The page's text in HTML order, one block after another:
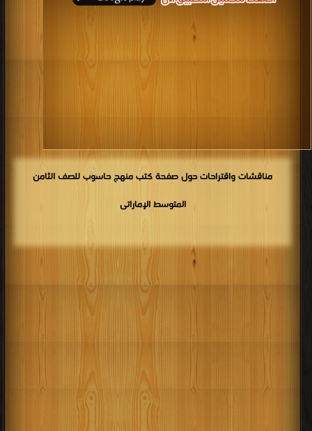
مناقشات واقتراحات حول صفحة كتب منهج حاسوب للصف الثامن
المتوسط الإماراتى